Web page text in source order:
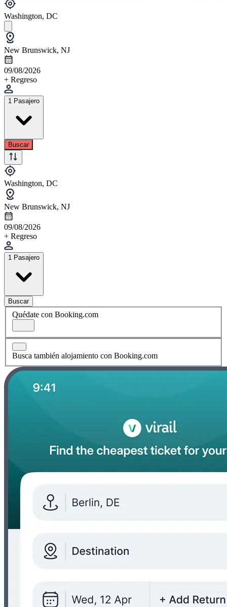
Washington, DC
New Brunswick, NJ
09/08/2026
+ Regreso
1 Pasajero
Buscar
Washington, DC
New Brunswick, NJ
09/08/2026
+ Regreso
1 Pasajero
Buscar
Quédate con Booking.com
Busca también alojamiento con Booking.com